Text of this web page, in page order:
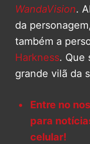
WandaVision.
da
também a
Harkness. Que
grande vilã da
Entre no
para
celular!